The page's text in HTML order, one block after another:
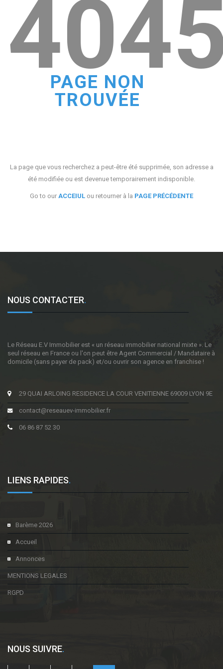
PAGE NON
TROUVÉE
La page que vous recherchez a peut-être été supprimée, son adresse a
été modifiée ou est devenue temporairement indisponible.
Go to our ACCEIUL ou retourner à la PAGE PRÉCÉDENTE
NOUS CONTACTER.
Le Réseau E.V Immobilier est « un réseau immobilier national mixte ». Le
seul réseau en France ou l'on peut être Agent Commercial / Mandataire à
domicile (sans payer de pack) et/ou ouvrir son agence en franchise !
29 QUAI ARLOING RESIDENCE LA COUR VENITIENNE 69009 LYON 9E
contact@reseauev-immobilier.fr
06 86 87 52 30
LIENS RAPIDES.
Barème 2026
Accueil
Annonces
MENTIONS LEGALES
RGPD
NOUS SUIVRE.